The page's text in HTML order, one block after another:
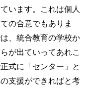
います。これは個人
の合意でもありま
、統合教育の学校か
が出ていってあれこ
式に「センター」と
支援ができればと考